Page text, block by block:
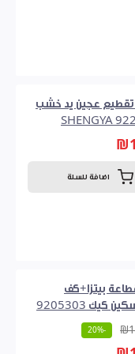
تقطيع عجين يد خشب
SHENGYA
اضافة للسلة
بيتزا+كف
كيك 9205303
-20%